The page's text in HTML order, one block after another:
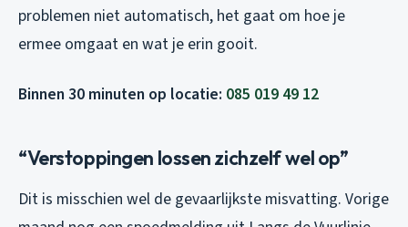
problemen niet automatisch, het gaat om hoe je
ermee omgaat en wat je erin gooit.
Binnen 30 minuten op locatie: 085 019 49 12
“Verstoppingen lossen zichzelf wel op”
Dit is misschien wel de gevaarlijkste misvatting. Vorige